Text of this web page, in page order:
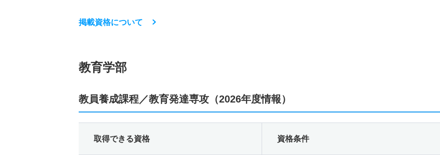
掲載資格について
教育学部
教員養成課程／教育発達専攻（2026年度情報）
取得できる資格 資格条件